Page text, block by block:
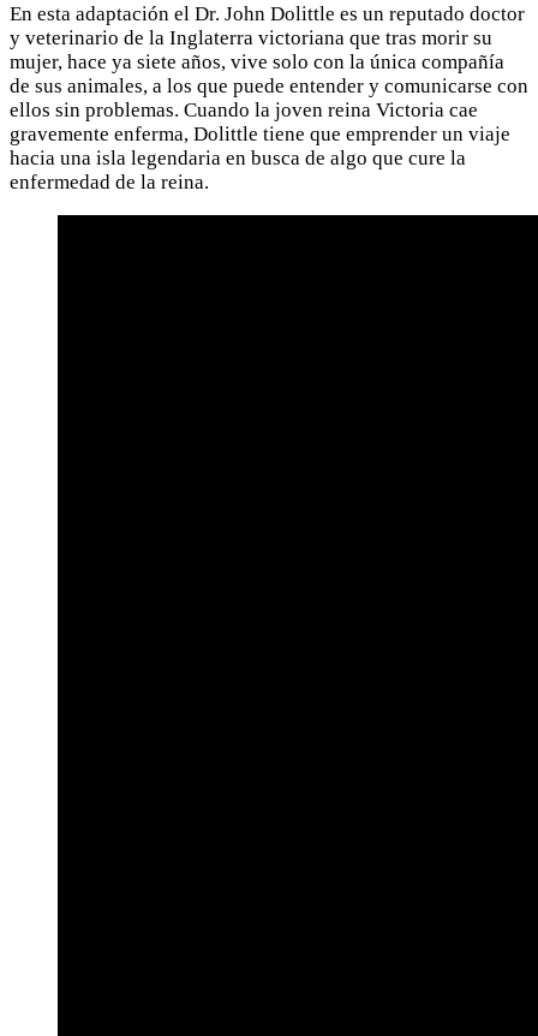
En esta adaptación el Dr. John Dolittle es un reputado doctor
y veterinario de la Inglaterra victoriana que tras morir su
mujer, hace ya siete años, vive solo con la única compañía
de sus animales, a los que puede entender y comunicarse con
ellos sin problemas. Cuando la joven reina Victoria cae
gravemente enferma, Dolittle tiene que emprender un viaje
hacia una isla legendaria en busca de algo que cure la
enfermedad de la reina.